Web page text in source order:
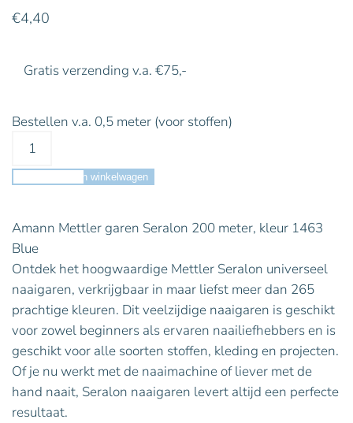
€4,40
Gratis verzending v.a. €75,-
Bestellen v.a. 0,5 meter (voor stoffen)
Toevoegen aan winkelwagen
Amann Mettler garen Seralon 200 meter, kleur 1463
Blue
Ontdek het hoogwaardige Mettler Seralon universeel
naaigaren, verkrijgbaar in maar liefst meer dan 265
prachtige kleuren. Dit veelzijdige naaigaren is geschikt
voor zowel beginners als ervaren naailiefhebbers en is
geschikt voor alle soorten stoffen, kleding en projecten.
Of je nu werkt met de naaimachine of liever met de
hand naait, Seralon naaigaren levert altijd een perfecte
resultaat.